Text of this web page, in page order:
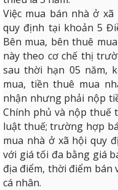
Việc mua bán nhà ở
quy định tại khoản 5
Bên mua, bên thuê
này theo cơ chế thị
sau thời hạn 05 năm,
mua, tiền thuê mua
nhận nhưng phải nộp
Chính phủ và nộp thuế
luật thuế; trường hợp
mua nhà ở xã hội quy
với giá tối đa bằng giá
địa điểm, thời điểm
cá nhân.